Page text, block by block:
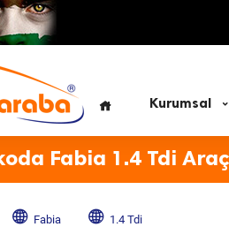
Kurumsal
Fabia 1.4 Tdi Araç
Fabia 1.4 Tdi